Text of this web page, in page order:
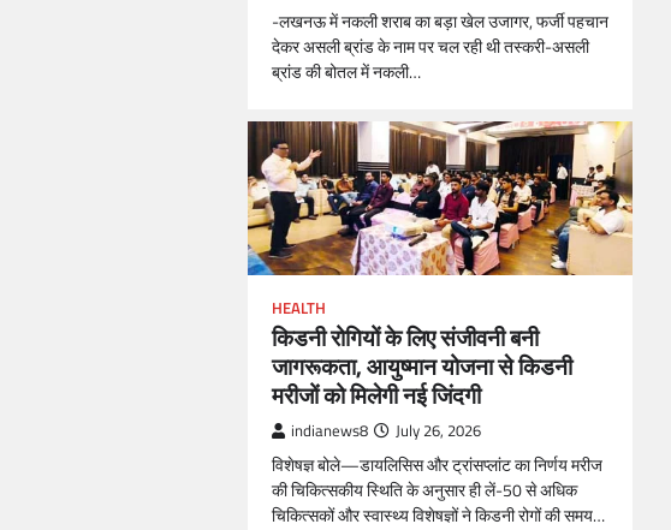
-लखनऊ में नकली शराब का बड़ा खेल उजागर, फर्जी पहचान
देकर असली ब्रांड के नाम पर चल रही थी तस्करी-असली
ब्रांड की बोतल में नकली…
HEALTH
किडनी रोगियों के लिए संजीवनी बनी
जागरूकता, आयुष्मान योजना से किडनी
मरीजों को मिलेगी नई जिंदगी
indianews8 July 26, 2026
विशेषज्ञ बोले—डायलिसिस और ट्रांसप्लांट का निर्णय मरीज
की चिकित्सकीय स्थिति के अनुसार ही लें-50 से अधिक
चिकित्सकों और स्वास्थ्य विशेषज्ञों ने किडनी रोगों की समय…